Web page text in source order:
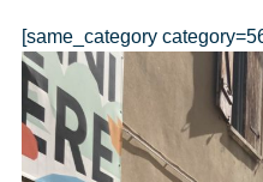
[same_category